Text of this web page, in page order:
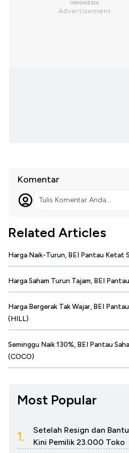
Komentar
Tulis Komentar Anda...
Related Articles
Harga Naik-Turun, BEI Pantau Ketat
Harga Saham Turun Tajam, BEI
Harga Bergerak Tak Wajar, BEI
(HILL)
Seminggu Naik 130%, BEI Pantau
(COCO)
Most Popular
1.
Setelah Resign dan
Kini Pemilik 23.000 Toko